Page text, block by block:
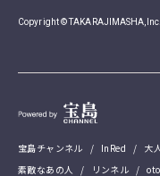
Copyright ©
宝島チャンネル InRed 大
素敵なあの人
リンネル